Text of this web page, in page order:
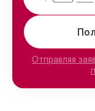
Отправляя